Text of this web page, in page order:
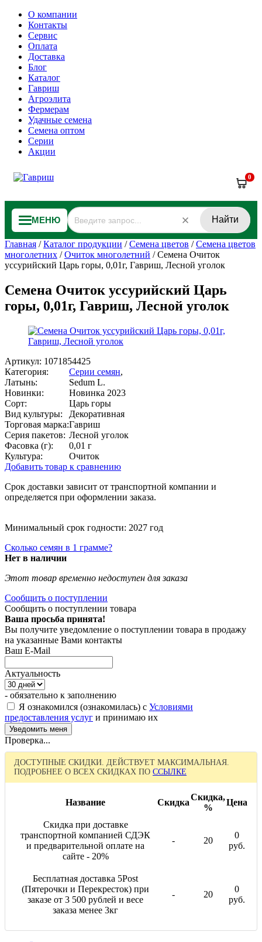
О компании
Контакты
Сервис
Оплата
Доставка
Блог
Каталог
Гавриш
Агроэлита
Фермерам
Удачные семена
Семена оптом
Серии
Акции
0
МЕНЮ Найти
Главная /Каталог продукции /Семена цветов /Семена цветов
многолетних /Очиток многолетний /Семена Очиток
уссурийский Царь горы, 0,01г, Гавриш, Лесной уголок
Семена Очиток уссурийский Царь
горы, 0,01г, Гавриш, Лесной уголок
Артикул: 1071854425
Категория:
Серии семян,
Латынь:
Sedum L.
Новинки:
Новинка 2023
Сорт:
Царь горы
Вид культуры:
Декоративная
Торговая марка:Гавриш
Серия пакетов: Лесной уголок
Фасовка (г):
0,01 г
Культура:
Очиток
Добавить товар к сравнению
Срок доставки зависит от транспортной компании и
определяется при оформлении заказа.
Минимальный срок годности: 2027 год
Сколько семян в 1 грамме?
Нет в наличии
Этот товар временно недоступен для заказа
Сообщить о поступлении
Сообщить о поступлении товара
Ваша просьба принята!
Вы получите уведомление о поступлении товара в продажу
на указанные Вами контакты
Ваш E-Mail
Актуальность
- обязательно к заполнению
Я ознакомился (ознакомилась) с Условиями
предоставления услуг и принимаю их
Проверка...
ДОСТУПНЫЕ СКИДКИ. ДЕЙСТВУЕТ МАКСИМАЛЬНАЯ.
ПОДРОБНЕЕ О ВСЕХ СКИДКАХ ПО ССЫЛКЕ
Название Скидка
Скидка,
%
Цена
Скидка при доставке
транспортной компанией СДЭК
и предварительной оплате на
сайте - 20%
- 20
0
руб.
Бесплатная доставка 5Post
(Пятерочки и Перекресток) при
заказе от 3 500 рублей и весе
заказа менее 3кг
- 20
0
руб.